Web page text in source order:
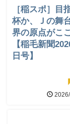
［稲スポ］目
杯か、Ｊの舞
界の原点がこ
【稲毛新聞
日号】